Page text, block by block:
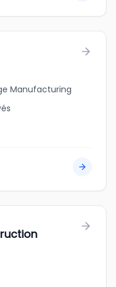
Manufacturing